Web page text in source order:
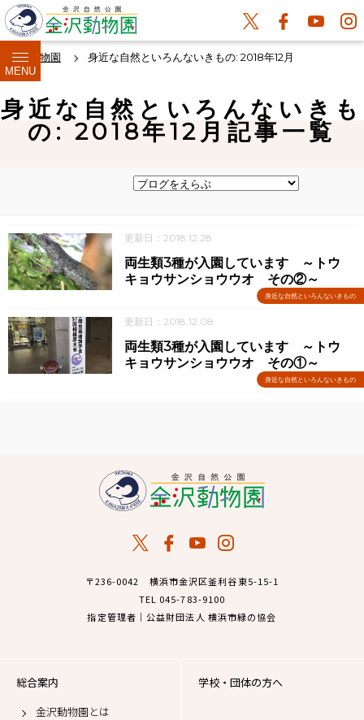
MENU
金沢動物園 身近な自然といろんないきもの: 2018年12月
身近な自然といろんないきも
の: 2018年12月記事一覧
更新日：2018.12.28
身近な自然といろんないきもの
両生類3種が入園しています ～トウ
キョウサンショウウオ その②～
更新日：2018.12.08
身近な自然といろんないきもの
両生類3種が入園しています ～トウ
キョウサンショウウオ その①～
〒236-0042 横浜市金沢区釜利谷東5-15-1
TEL 045-783-9100
指定管理者｜公益財団法人 横浜市緑の協会
総合案内
金沢動物園とは
学校・団体の方へ